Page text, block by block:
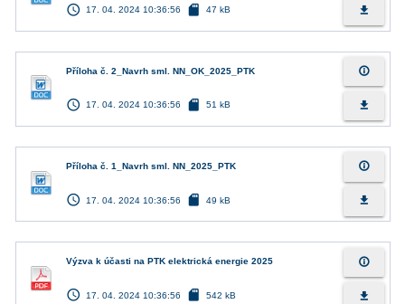
access_time 17. 04. 2024 10:36:56 sd_card 47 kB file_download
Příloha č. 2_Navrh sml. NN_OK_2025_PTK
access_time 17. 04. 2024 10:36:56 sd_card 51 kB
info_outline
file_download
Příloha č. 1_Navrh sml. NN_2025_PTK
access_time 17. 04. 2024 10:36:56 sd_card 49 kB
info_outline
file_download
Výzva k účasti na PTK elektrická energie 2025
access_time 17. 04. 2024 10:36:56 sd_card 542 kB
info_outline
file_download